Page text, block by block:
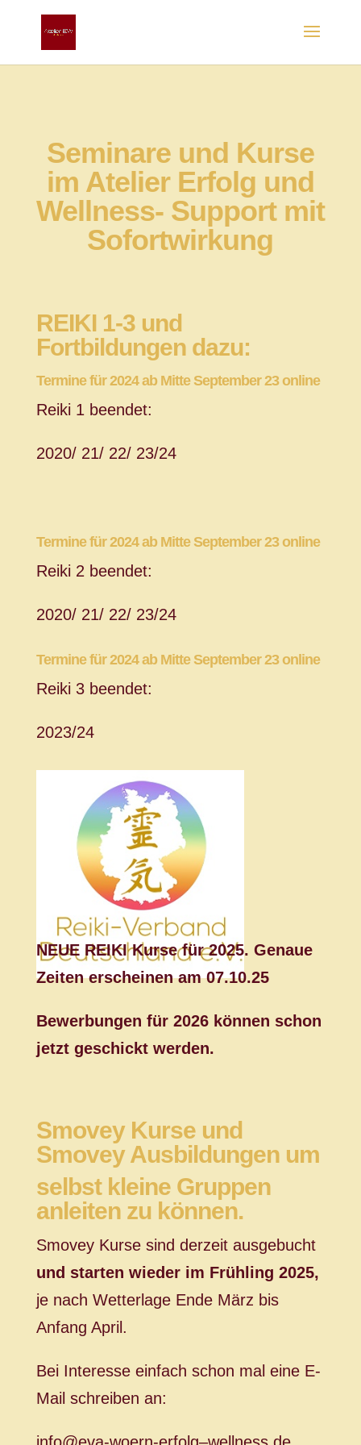
Seminare und Kurse
im Atelier Erfolg und
Wellness- Support mit
Sofortwirkung
REIKI1-3 und
Fortbildungen dazu:
Termine für 2024 ab Mitte September 23 online
Reiki 1 beendet:
2020/ 21/ 22/ 23/24
Termine für 2024 ab Mitte September 23 online
Reiki 2 beendet:
2020/ 21/ 22/ 23/24
Termine für 2024 ab Mitte September 23 online
Reiki 3 beendet:
2023/24
NEUE REIKI Kurse für 2025. Genaue
Zeiten erscheinen am 07.10.25
Bewerbungen für 2026 können schon
jetzt geschickt werden.
Smovey Kurseund
Smovey Ausbildungen um
selbst kleine Gruppen
anleitenzu können.
Smovey Kurse sind derzeit ausgebucht
und starten wieder im Frühling 2025,
je nach Wetterlage Ende März bis
Anfang April.
Bei Interesse einfach schon mal eine E-
Mail schreiben an: